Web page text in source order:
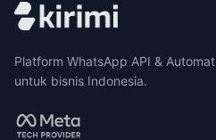
Platform WhatsApp API &
untuk bisnis Indonesia.